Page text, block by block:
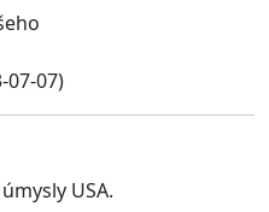
07-07)
USA.